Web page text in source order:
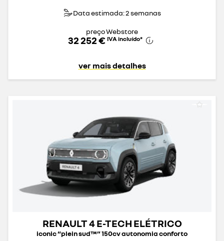
Data estimada: 2 semanas
preço Webstore
32 252 € IVA incluído*
ver mais detalhes
RENAULT 4 E-TECH ELÉTRICO
iconic “plein sud™” 150cv autonomia conforto